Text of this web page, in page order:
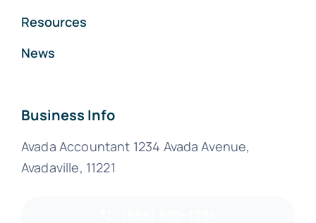
Resources
News
Business Info
Avada Accountant 1234 Avada Avenue,
Avadaville, 11221